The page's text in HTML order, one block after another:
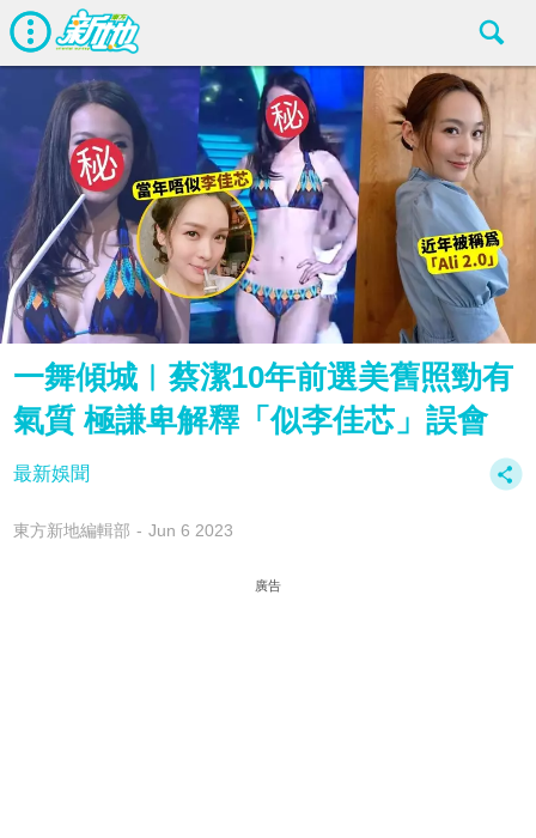
一舞傾城︱蔡潔10年前選美舊照勁有
氣質 極謙卑解釋「似李佳芯」誤會
最新娛聞
東方新地編輯部 Jun 6 2023
廣告